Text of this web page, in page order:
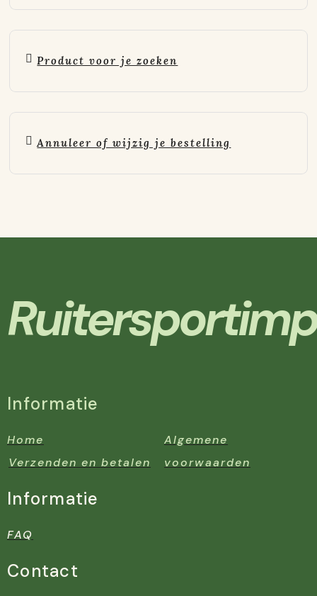
Product voor je zoeken
Annuleer of wijzig je bestelling
Informatie
Home
Verzenden en betalen
Algemene
voorwaarden
Informatie
FAQ
Contact